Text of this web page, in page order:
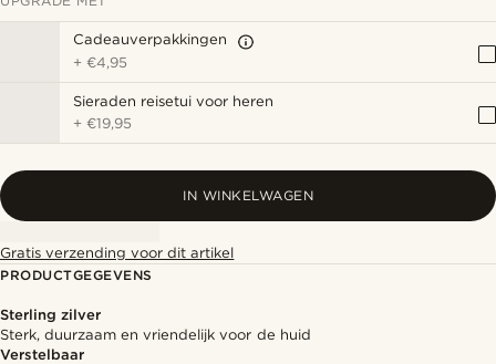
Cadeauverpakkingen
+€4,95
Sieraden reisetui voor heren
+€19,95
IN WINKELWAGEN
Gratis verzending voor dit artikel
PRODUCTGEGEVENS
Sterling zilver
Sterk, duurzaam en vriendelijk voor de huid
Verstelbaar